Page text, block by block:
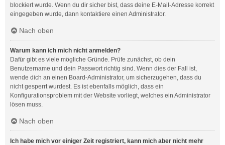
blockiert wurde. Wenn du dir sicher bist, dass deine E-Mail-Adresse korrekt
eingegeben wurde, dann kontaktiere einen Administrator.
Nach oben
Warum kann ich mich nicht anmelden?
Dafür gibt es viele mögliche Gründe. Prüfe zunächst, ob dein
Benutzername und dein Passwort richtig sind. Wenn dies der Fall ist,
wende dich an einen Board-Administrator, um sicherzugehen, dass du
nicht gesperrt wurdest. Es ist ebenfalls möglich, dass ein
Konfigurationsproblem mit der Website vorliegt, welches ein Administrator
lösen muss.
Nach oben
Ich habe mich vor einiger Zeit registriert, kann mich aber nicht mehr